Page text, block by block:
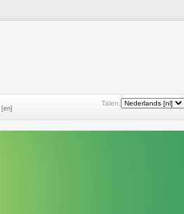
Talen:
[en]